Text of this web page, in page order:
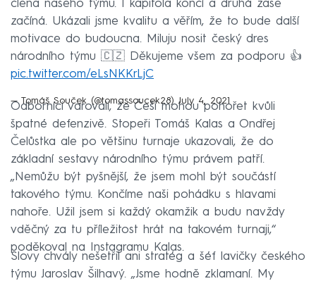
člena našeho týmu. 1 kapitola končí a druhá zase
začíná. Ukázali jsme kvalitu a věřím, že to bude další
motivace do budoucna. Miluju nosit český dres
národního týmu 🇨🇿 Děkujeme všem za podporu 👍
pic.twitter.com/eLsNKKrLjC
— Tomáš Souček (@tomassoucek28) July 4, 2021
Odborníci varovali, že Češi mohou pohořet kvůli
špatné defenzivě. Stopeři Tomáš Kalas a Ondřej
Čelůstka ale po většinu turnaje ukazovali, že do
základní sestavy národního týmu právem patří.
„Nemůžu být pyšnější, že jsem mohl být součástí
takového týmu. Končíme naši pohádku s hlavami
nahoře. Užil jsem si každý okamžik a budu navždy
vděčný za tu příležitost hrát na takovém turnaji,“
poděkoval na Instagramu Kalas.
Slovy chvály nešetřil ani stratég a šéf lavičky českého
týmu Jaroslav Šilhavý. „Jsme hodně zklamaní. My